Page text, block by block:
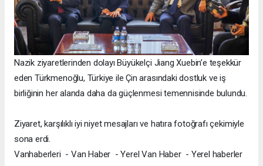
Nazik ziyaretlerinden dolayı Büyükelçi Jiang Xuebin’e teşekkür
eden Türkmenoğlu, Türkiye ile Çin arasındaki dostluk ve iş
birliğinin her alanda daha da güçlenmesi temennisinde bulundu.
Ziyaret, karşılıklı iyi niyet mesajları ve hatıra fotoğrafı çekimiyle
sona erdi.
Vanhaberleri - Van Haber - Yerel Van Haber - Yerel haberler